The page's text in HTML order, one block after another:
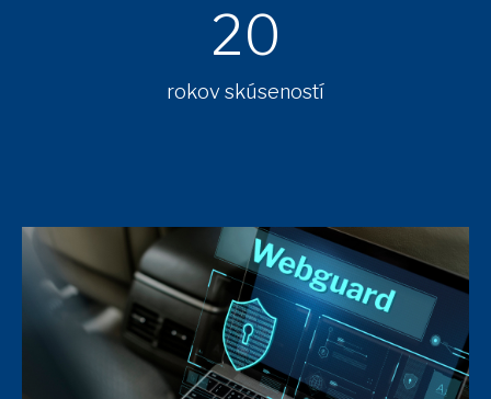
20
rokov skúseností